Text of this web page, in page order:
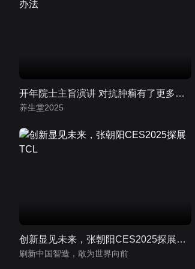
开年院士主旨演讲 对抗肿瘤有了更多办法
养生堂2025
创新显见未来，张朝阳CES2025探展TCL
刷新中国智造，敢为世界向前